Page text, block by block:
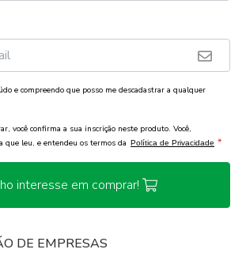
e compreendo que posso me descadastrar a qualquer
você confirma a sua inscrição neste produto. Você,
que leu, e entendeu os termos da Política de Privacidade *
interesse em comprar!
DE EMPRESAS